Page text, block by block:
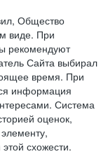
Общество
виде. При
рекомендуют
Сайта выбирал
время. При
информация
Система
оценок,
схожести.